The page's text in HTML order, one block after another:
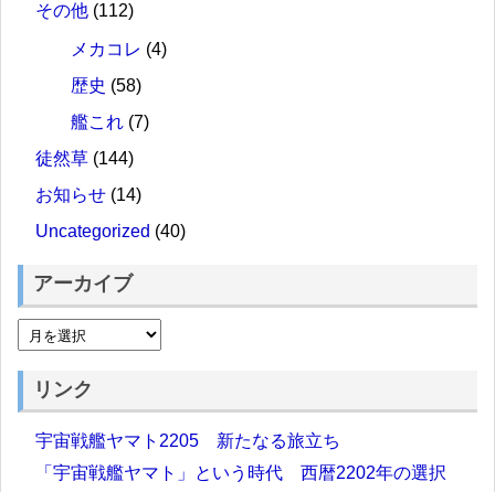
その他 (112)
メカコレ (4)
歴史 (58)
艦これ (7)
徒然草 (144)
お知らせ (14)
Uncategorized (40)
アーカイブ
リンク
宇宙戦艦ヤマト2205 新たなる旅立ち
「宇宙戦艦ヤマト」という時代 西暦2202年の選択